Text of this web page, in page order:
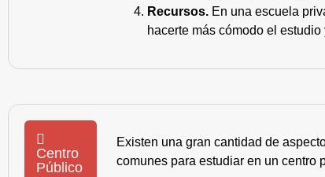
Recursos. En una escuela
hacerte más cómodo el
Centro
Público
Existen una gran cantidad de
comunes para estudiar en un centro